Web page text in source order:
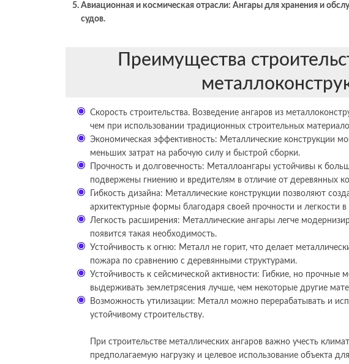
Авиационная и космическая отрасли: Ангары для хранения и
судов.
Преимущества
Скорость строительства. Возведение ангаров из
чем при использовании традиционных строительных
Экономическая эффективность: Металлические конструкции
меньших затрат на рабочую силу и быстрой сборки.
Прочность и долговечность: Металлоангары устойчивы к
подвержены гниению и вредителям в отличие от деревянных
Гибкость дизайна: Металлические конструкции позволяют
архитектурные формы благодаря своей прочности и легкости в
Легкость расширения: Металлические ангары легче
появится такая необходимость.
Устойчивость к огню: Металл не горит, что делает
пожара по сравнению с деревянными структурами.
Устойчивость к сейсмической активности: Гибкие, но прочные
выдерживать землетрясения лучше, чем некоторые другие
Возможность утилизации: Металл можно перерабатывать и
устойчивому строительству.
При строительстве металлических ангаров важно учесть
предполагаемую нагрузку и целевое использование объекта